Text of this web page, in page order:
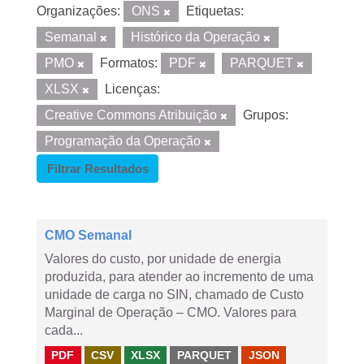
Organizações: ONS
Etiquetas:
Semanal
Histórico da Operação
PMO
Formatos: PDF
PARQUET
XLSX
Licenças:
Creative Commons Atribuição
Grupos:
Programação da Operação
Filtrar Resultados
CMO Semanal
Valores do custo, por unidade de energia
produzida, para atender ao incremento de uma
unidade de carga no SIN, chamado de Custo
Marginal de Operação – CMO. Valores para
cada...
PDF CSV XLSX PARQUET JSON